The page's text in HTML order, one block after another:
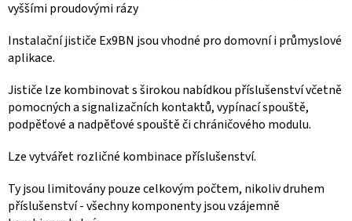
vyššími proudovými rázy
Instalační jističe Ex9BN jsou vhodné pro domovní i průmyslové
aplikace.
Jističe lze kombinovat s širokou nabídkou příslušenství včetně
pomocných a signalizačních kontaktů, vypínací spouště,
podpěťové a nadpěťové spouště či chráničového modulu.
Lze vytvářet rozličné kombinace příslušenství.
Ty jsou limitovány pouze celkovým počtem, nikoliv druhem
příslušenství - všechny komponenty jsou vzájemně